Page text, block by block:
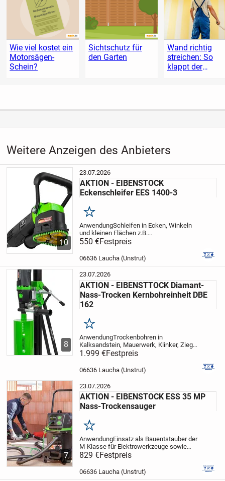
Wie viel kostet ein
Motorsägen-
Schein?
Sichtschutz für
den Garten
Wand richtig
streichen: So
klappt der
Anstrich
Weitere Anzeigen des Anbieters
10
23.07.2026
AKTION - EIBENSTOCK
Eckenschleifer EES 1400-3
Merken
AnwendungSchleifen in Ecken, Winkeln
und kleinen Flächen z.B.
Fensterlaibungen, Nischen, unter
HeizkörpernIdeal für Treppen- und
FliesensanierungenSchleifen bis direkt an
die Kante (ohne Bürstenkranz)...
550 €Festpreis
06636 Laucha (Unstrut)
8
23.07.2026
AKTION - EIBENSTTOCK Diamant-
Nass-Trocken Kernbohreinheit DBE
162
Merken
AnwendungTrockenbohren in
Kalksandstein, Mauerwerk, Klinker, Ziegel
und andere abrasive Materialien sowie
Nassbohren in armierten Beton,
Naturstein und
AsphaltMerkmaleElektronik -
Sanftanlauf,...
1.999 €Festpreis
06636 Laucha (Unstrut)
7
23.07.2026
AKTION - EIBENSTOCK ESS 35 MP
Nass-Trockensauger
Merken
AnwendungEinsatz als Bauentstauber der
M-Klasse für Elektrowerkzeuge sowie
zum Reinigen von Fahrzeugen, Wohn- und
Gewerbeflächen
Arbeitsunterbrechung durch patentierte,
permanente Filterabreini...
829 €Festpreis
06636 Laucha (Unstrut)